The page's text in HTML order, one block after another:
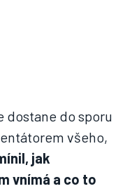
dostane do sporu
všeho,
jak
vnímá a co to